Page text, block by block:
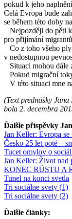
pokud k jeho
Celá Evropa bude
se během této doby
Nejpozději do pěti
pro přijímání
Co z toho všeho
v nedostupnou
Situaci mohou dále
Pokud migrační
V této situaci mne
(Text prednášky
bola 2. decembra
Ďalšie příspěvky
Jan Keller: Evropa
Česko 25 let poté –
Tucet omylov o
Jan Keller: Život nad
KONEC RŮSTU A
Tunel na konci svetla
Tri sociálne svety (1)
Tri sociálne svety (2)
Ďalšie články: